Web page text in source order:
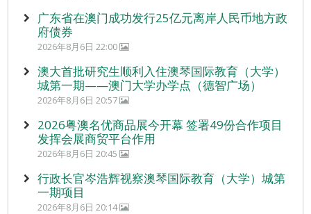
广东省在澳门成功发行25亿元离岸人民币地方政
府债券
2026年8月6日 22:00
澳大首批研究生顺利入住澳琴国际教育（大学）
城第一期——澳门大学办学点（德智广场）
2026年8月6日 20:57
2026粤澳名优商品展今开幕 签署49份合作项目
发挥会展商贸平台作用
2026年8月6日 20:45
行政长官岑浩辉视察澳琴国际教育（大学）城第
一期项目
2026年8月6日 20:14